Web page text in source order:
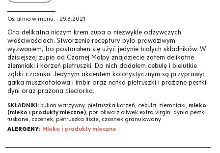
Ostatnio w menu: , 29.3.2021
Oto delikatna niczym krem zupa o niezwykle odżywczych
właściwościach. Stworzenie receptury było prawdziwym
wyzwaniem, bo postarałem się użyć jedynie białych składników. W
dzisiejszej zupie od Czarnej Małpy znajdziecie zatem delikatne
ziemniaki i korzeń pietruszki. Do nich dodałem cebulę i bielutkie
ząbki czosnku. Jedynym akcentem kolorystycznym są przyprawy:
gałka muszkatołowa i imbir oraz natka pietruszki i prażone pestki
dyni oraz prażona cieciorka.
SKŁADNIKI: bulion warzywny, pietruszka korzeń, cebula, ziemniaki, mleko
(mleko i produkty mleczne), por, oliwa z oliwek extra virgin, dynia pestki
łuskane, czosnek, pietruszka liście, czosnek granulowany
ALERGENY: Mleko i produkty mleczne